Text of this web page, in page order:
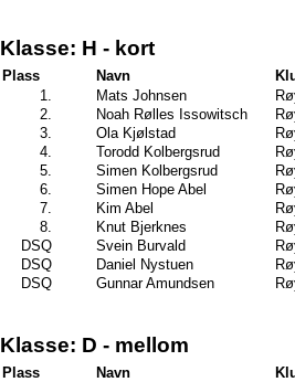
Klasse: H - kort
Plass Navn
1.
Mats Johnsen
2.
Noah Rølles Issowitsch
3.
Ola Kjølstad
4.
Torodd Kolbergsrud
5.
Simen Kolbergsrud
6.
Simen Hope Abel
7.
Kim Abel
8.
Knut Bjerknes
DSQ
Svein Burvald
DSQ
Daniel Nystuen
DSQ
Gunnar Amundsen
Klasse: D - mellom
Plass Navn